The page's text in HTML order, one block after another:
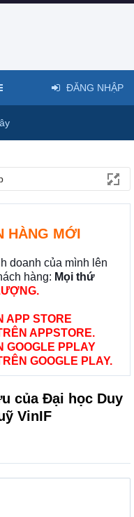
HÀNG MỚI
doanh của mình lên
hàng: Mọi thứ
APP STORE
APPSTORE.
GOOGLE PPLAY
GOOGLE PLAY.
của Đại học Duy
VinIF
ĐĂNG NHẬP